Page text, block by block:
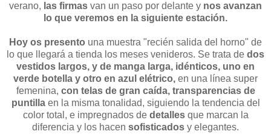
verano, las firmas van un paso por delante y nos avanzan
lo que veremos en la siguiente estación.
Hoy os presento una muestra "recién salida del horno" de
lo que llegará a tienda los meses venideros. Se trata de dos
vestidos largos, y de manga larga, idénticos, uno en
verde botella y otro en azul elétrico, en una línea super
femenina, con telas de gran caída, transparencias de
puntillaen la misma tonalidad, siguiendo la tendencia del
color total, e impregnados de detallesque marcan la
diferencia y los hacen sofisticados y elegantes.